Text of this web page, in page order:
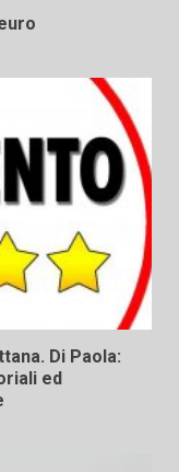
Di Paola:
ed